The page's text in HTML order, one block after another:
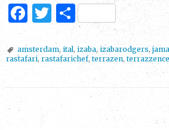
F
c
T
w
it
te
r
D
el
e
n
amsterdam, ital, izaba, izabarodgers,
rastafari, rastafarichef,terrazen,